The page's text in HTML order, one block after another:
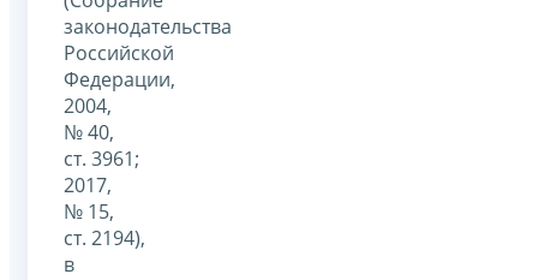
законодательства
Российской
Федерации,
2004,
№ 40,
ст. 3961;
2017,
№ 15,
ст. 2194),
в